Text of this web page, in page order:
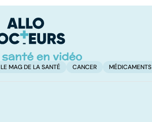
LE MAG DE LA SANTÉ CANCER MÉDICAMENTS